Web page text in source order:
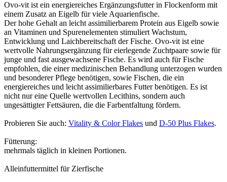
Ovo-vit ist ein energiereiches Ergänzungsfutter in Flockenform mit
einem Zusatz an Eigelb für viele Aquarienfische.
Der hohe Gehalt an leicht assimilierbarem Protein aus Eigelb sowie
an Vitaminen und Spurenelementen stimuliert Wachstum,
Entwicklung und Laichbereitschaft der Fische. Ovo-vit ist eine
wertvolle Nahrungsergänzung für eierlegende Zuchtpaare sowie für
junge und fast ausgewachsene Fische. Es wird auch für Fische
empfohlen, die einer medizinischen Behandlung unterzogen wurden
und besonderer Pflege benötigen, sowie Fischen, die ein
energiereiches und leicht assimilierbares Futter benötigen. Es ist
nicht nur eine Quelle wertvollen Lecithins, sondern auch
ungesättigter Fettsäuren, die die Farbentfaltung fördern.
Probieren Sie auch: Vitality & Color Flakes und D-50 Plus Flakes.
Fütterung:
mehrmals täglich in kleinen Portionen.
Alleinfuttermittel für Zierfische